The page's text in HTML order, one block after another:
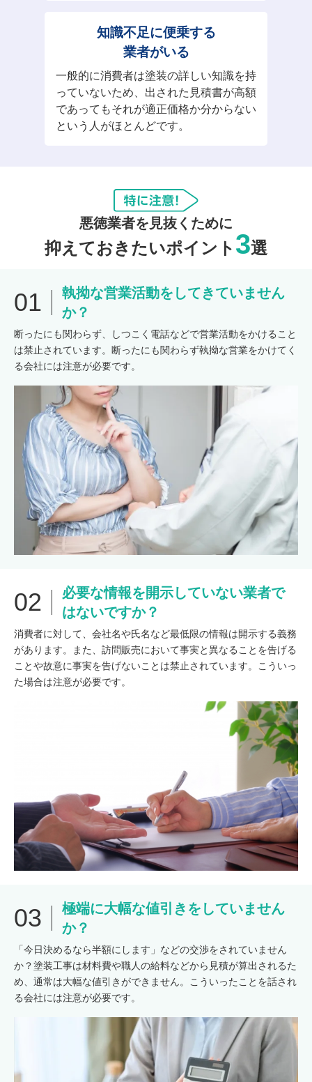
知識不足に便乗する
業者がいる
一般的に消費者は塗装の詳しい知識を持
っていないため、出された見積書が高額
であってもそれが適正価格か分からない
という人がほとんどです。
悪徳業者を見抜くために
抑えておきたいポイント 3選
01
執拗な営業活動をしてきていません
か？
断ったにも関わらず、しつこく電話などで営業活動をかけること
は禁止されています。断ったにも関わらず執拗な営業をかけてく
る会社には注意が必要です。
02
必要な情報を開示していない業者で
はないですか？
消費者に対して、会社名や氏名など最低限の情報は開示する義務
があります。また、訪問販売において事実と異なることを告げる
ことや故意に事実を告げないことは禁止されています。こういっ
た場合は注意が必要です。
03
極端に大幅な値引きをしていません
か？
「今日決めるなら半額にします」などの交渉をされていません
か？塗装工事は材料費や職人の給料などから見積が算出されるた
め、通常は大幅な値引きができません。こういったことを話され
る会社には注意が必要です。